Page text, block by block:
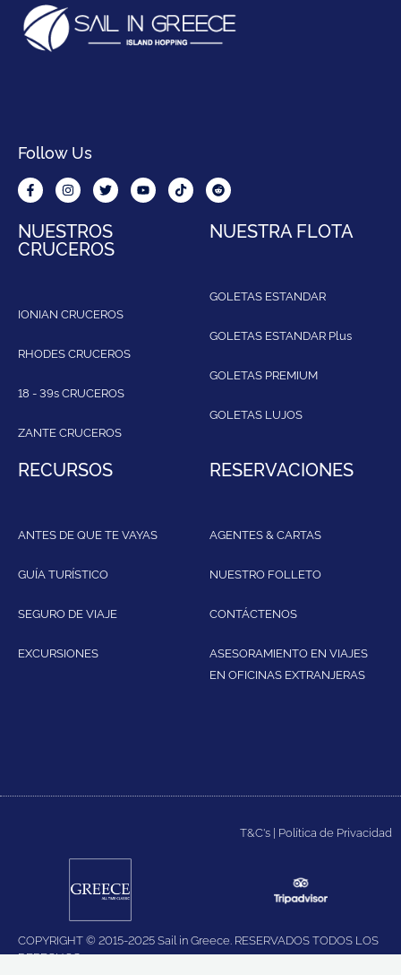
Follow Us
NUESTROS
CRUCEROS
IONIAN CRUCEROS
RHODES CRUCEROS
18 - 39s CRUCEROS
ZANTE CRUCEROS
NUESTRA FLOTA
GOLETAS ESTANDAR
GOLETAS ESTANDAR Plus
GOLETAS PREMIUM
GOLETAS LUJOS
RECURSOS
ANTES DE QUE TE VAYAS
GUÍA TURÍSTICO
SEGURO DE VIAJE
EXCURSIONES
RESERVACIONES
AGENTES & CARTAS
NUESTRO FOLLETO
CONTÁCTENOS
ASESORAMIENTO EN VIAJES
EN OFICINAS EXTRANJERAS
COPYRIGHT © 2015-2025 Sail in Greece. RESERVADOS TODOS LOS
DERECHOS.
T&C's | Política de Privacidad